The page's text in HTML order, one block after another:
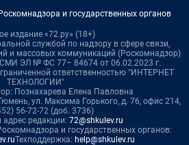
и государственных органов
издание «72.ру» (18+)
службой по надзору в сфере связи,
и массовых коммуникаций (Роскомнадзор)
СМИ ЭЛ № ФС 77– 84674 от 06.02.2023 г.
ответственностью "ИНТЕРНЕТ
ТЕХНОЛОГИИ"
Познахарева Елена Павловна
ул. Максима Горького, д. 76, офис 214,
56-72-72 (доб. 3736)
редакции: 72@shkulev.ru
и государственных органов:
Техподдержка: help@shkulev.ru